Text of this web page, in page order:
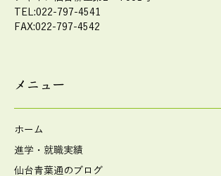
TEL:022-797-4541
FAX:022-797-4542
メニュー
ホーム
進学・就職実績
仙台青葉通のブログ